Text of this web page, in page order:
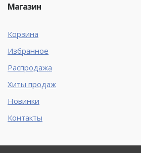
Магазин
Корзина
Избранное
Распродажа
Хиты продаж
Новинки
Контакты